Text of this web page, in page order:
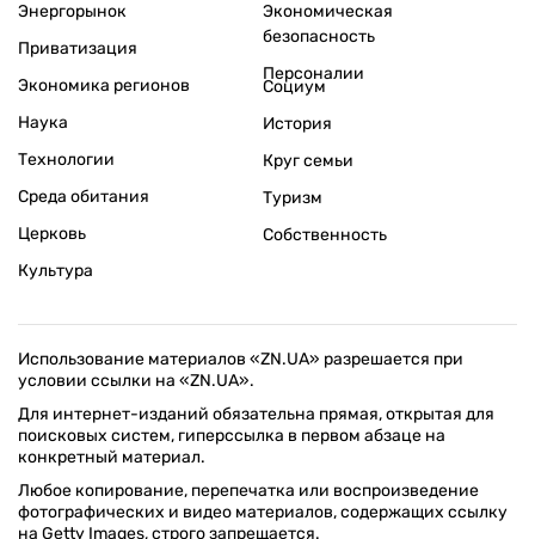
Энергорынок
Приватизация
Экономика регионов
Экономическая
безопасность
Персоналии
Наука
Технологии
Среда обитания
Церковь
Культура
Социум
История
Круг семьи
Туризм
Собственность
Использование материалов «ZN.UA» разрешается при
условии ссылки на «ZN.UA».
Для интернет-изданий обязательна прямая, открытая для
поисковых систем, гиперссылка в первом абзаце на
конкретный материал.
Любое копирование, перепечатка или воспроизведение
фотографических и видео материалов, содержащих ссылку
на Getty Images, строго запрещается.